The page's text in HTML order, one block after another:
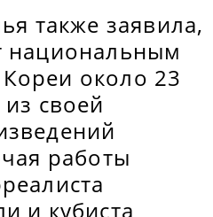
также заявила,
национальным
около 23
своей
работы
и кубиста